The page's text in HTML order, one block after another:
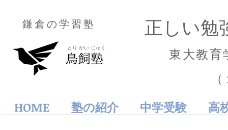
鎌倉の学習塾
とり かい じゅく
正しい勉
東大教育
HOME
塾の紹介 中学受験 高